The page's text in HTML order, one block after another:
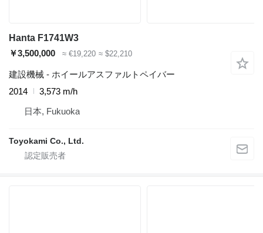
Hanta F1741W3
￥3,500,000
≈ €19,220 ≈ $22,210
建設機械 - ホイールアスファルトペイバー
2014
3,573 m/h
日本, Fukuoka
Toyokami Co., Ltd.